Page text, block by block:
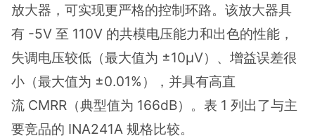
放大器，可实现更严格的控制环路。该放大器具
有 -5V 至 110V 的共模电压能力和出色的性能，
失调电压较低（最大值为 ±10µV）、增益误差很
小（最大值为 ±0.01%），并具有高直
流 CMRR（典型值为 166dB）。表 1 列出了与主
要竞品的 INA241A 规格比较。